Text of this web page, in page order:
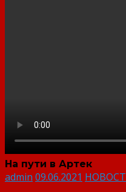
На пути в Артек
admin 09.06.2021